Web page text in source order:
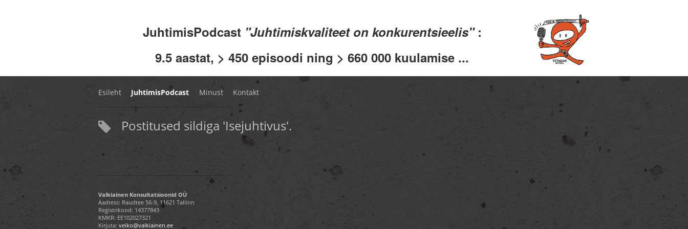
JuhtimisPodcast "Juhtimiskvaliteet on konkurentsieelis" :
9.5 aastat, > 450 episoodi ning > 660 000 kuulamise ...
Esileht JuhtimisPodcast Minust Kontakt
Postitused sildiga 'Isejuhtivus'.
Valkiainen Konsultatsioonid OÜ
Aadress: Raudtee 56-9, 11621 Tallinn
Registrikood: 14377843
KMKR: EE102027321
Kirjuta: veiko@valkiainen.ee